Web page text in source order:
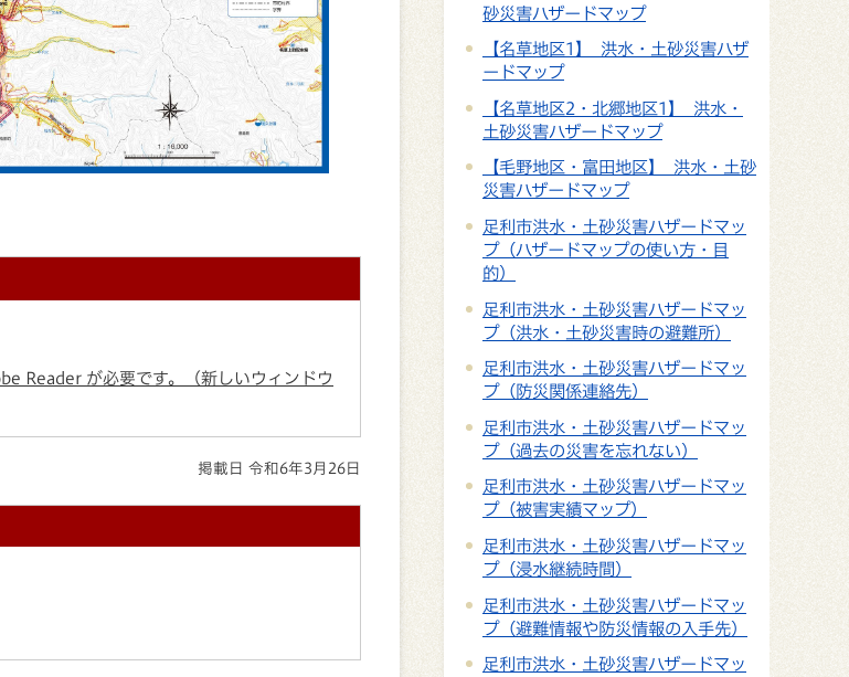
Reader が必要です。（新しいウィンドウ
掲載日 令和6年3月26日
砂災害ハザードマップ
【名草地区1】 洪水・土砂災害ハザ
ードマップ
【名草地区2・北郷地区1】 洪水・
土砂災害ハザードマップ
【毛野地区・富田地区】 洪水・土砂
災害ハザードマップ
足利市洪水・土砂災害ハザードマッ
プ（ハザードマップの使い方・目
的）
足利市洪水・土砂災害ハザードマッ
プ（洪水・土砂災害時の避難所）
足利市洪水・土砂災害ハザードマッ
プ（防災関係連絡先）
足利市洪水・土砂災害ハザードマッ
プ（過去の災害を忘れない）
足利市洪水・土砂災害ハザードマッ
プ（被害実績マップ）
足利市洪水・土砂災害ハザードマッ
プ（浸水継続時間）
足利市洪水・土砂災害ハザードマッ
プ（避難情報や防災情報の入手先）
足利市洪水・土砂災害ハザードマッ